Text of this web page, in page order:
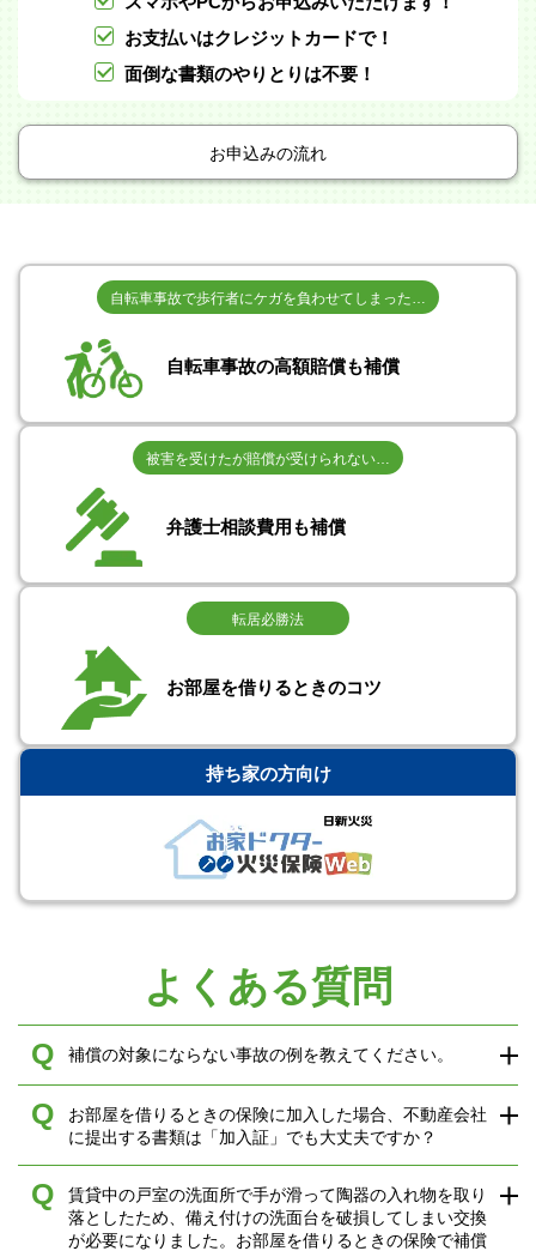
お支払いはクレジットカードで！
面倒な書類のやりとりは不要！
お申込みの流れ
自転車事故で歩行者にケガを負わせてしまった…
自転車事故の高額賠償も補償
被害を受けたが賠償が受けられない…
弁護士相談費用も補償
転居必勝法
お部屋を借りるときのコツ
持ち家の方向け
よくある質問
Q 補償の対象にならない事故の例を教えてください。
Q
お部屋を借りるときの保険に加入した場合、不動産会社
に提出する書類は「加入証」でも大丈夫ですか？
Q
賃貸中の戸室の洗面所で手が滑って陶器の入れ物を取り
落としたため、備え付けの洗面台を破損してしまい交換
が必要になりました。お部屋を借りるときの保険で補償